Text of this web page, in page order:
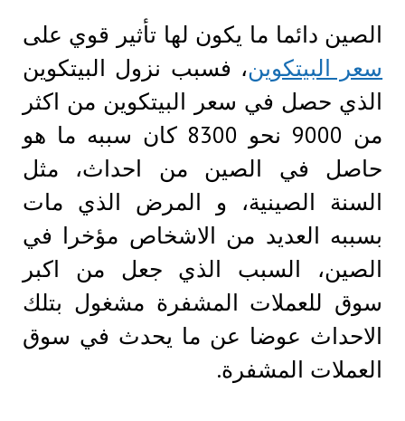
الصين دائما ما يكون لها تأثير قوي على
سعر البيتكوين، فسبب نزول البيتكوين
الذي حصل في سعر البيتكوين من اكثر
من 9000 نحو 8300 كان سببه ما هو
حاصل في الصين من احداث، مثل
السنة الصينية، و المرض الذي مات
بسببه العديد من الاشخاص مؤخرا في
الصين، السبب الذي جعل من اكبر
سوق للعملات المشفرة مشغول بتلك
الاحداث عوضا عن ما يحدث في سوق
العملات المشفرة.